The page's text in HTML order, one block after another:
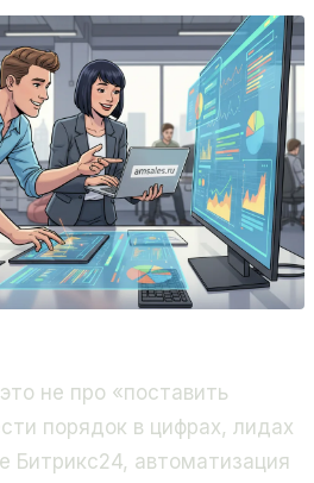
не про «поставить
порядок в цифрах, лидах
Битрикс24, автоматизация